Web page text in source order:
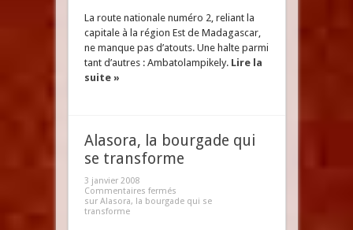
La route nationale numéro 2, reliant la
capitale à la région Est de Madagascar,
ne manque pas d’atouts. Une halte parmi
tant d’autres : Ambatolampikely. Lire la
suite »
Alasora, la bourgade qui
se transforme
3 janvier 2008
Commentaires fermés
sur Alasora, la bourgade qui se
transforme